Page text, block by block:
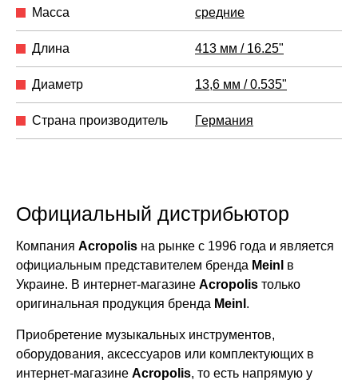
Масса средние
Длина 413 мм / 16.25"
Диаметр 13,6 мм / 0.535"
Страна производитель Германия
Официальный дистрибьютор
Компания Acropolis на рынке с 1996 года и является
официальным представителем бренда Meinl в
Украине. В интернет-магазине Acropolis только
оригинальная продукция бренда Meinl .
Приобретение музыкальных инструментов,
оборудования, аксессуаров или комплектующих в
интернет-магазине Acropolis, то есть напрямую у